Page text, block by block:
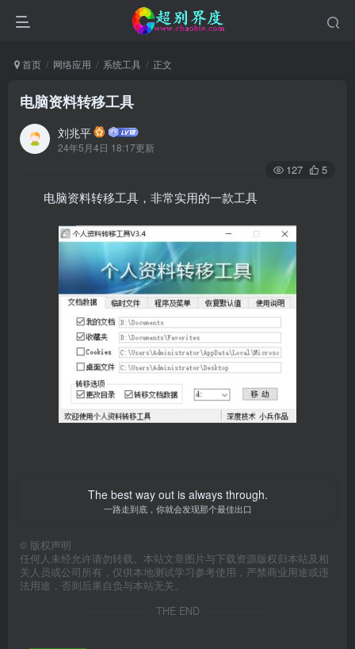
首页 网络应用 系统工具 正文
电脑资料转移工具
刘兆平
24年5月4日 18:17更新
127 5
电脑资料转移工具，非常实用的一款工具
The best way out is always through.
一路走到底，你就会发现那个最佳出口
© 版权声明
任何人未经允许请勿转载。本站文章图片与下载资源版权归本站及相
关人员或公司所有，仅供本地测试学习参考使用，严禁商业用途或违
法用途，否则后果自负与本站无关。
THE END